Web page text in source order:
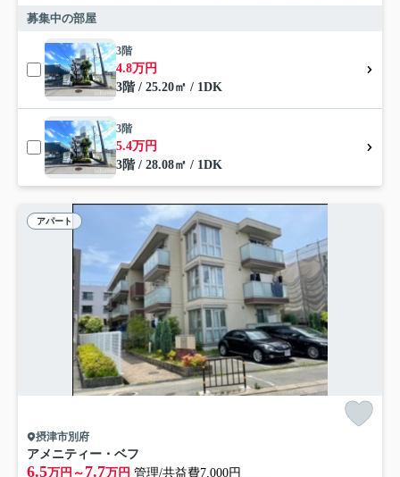
募集中の部屋
3階
4.8万円
3階 / 25.20㎡ / 1DK
3階
5.4万円
3階 / 28.08㎡ / 1DK
アパート
摂津市別府
アメニティー・ベフ
6.5万円～ 7.7万円 管理/共益費7,000円